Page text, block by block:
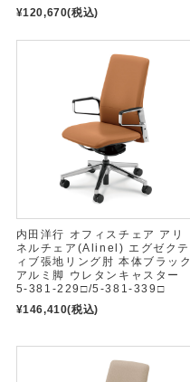
¥120,670(税込)
内田洋行 オフィスチェア アリ
ネルチェア(Alinel) エグゼクテ
ィブ張地リング肘 本体ブラック
アルミ脚 ウレタンキャスター
5-381-229□/5-381-339□
¥146,410(税込)